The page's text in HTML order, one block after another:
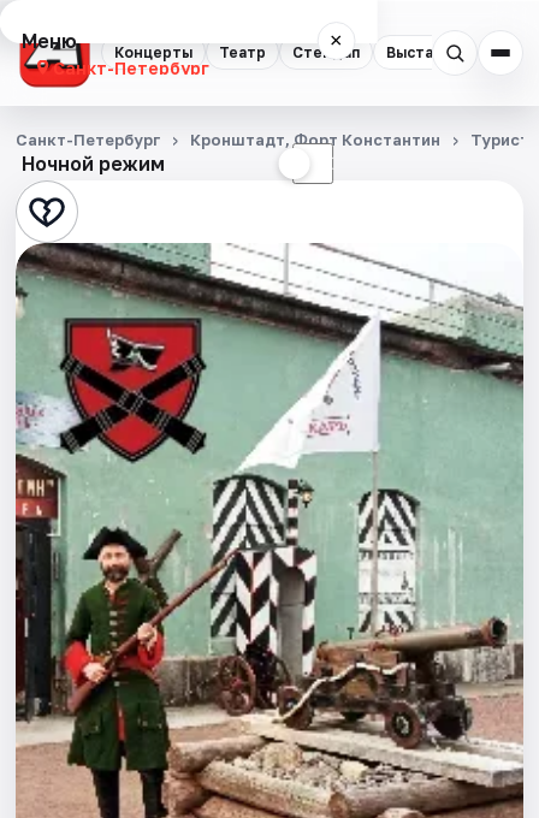
Концерты Театр Стендап Выставки
Меню ×
Санкт-Петербург
Концерты
Театр
Стендап
Выставки
Квесты
Экскурсии
Спорт
События
Города
Площадки
Артисты
Рейтинги
Ночной режим ☾
Санкт-Петербург Кронштадт, Форт Константин